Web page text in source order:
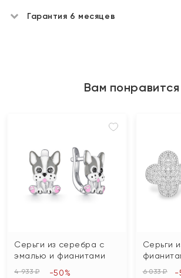
Гарантия 6 месяцев
Вам понравится
Серьги из серебра с
эмалью и фианитами
4 933 ₽ -50%
Серьги
6 033 ₽ -